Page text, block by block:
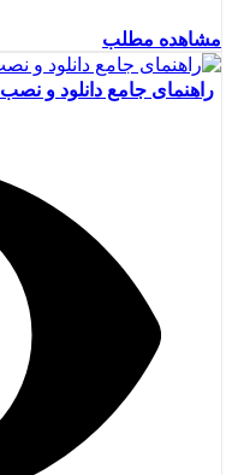
مشاهده مطلب
راهنمای جامع دانلود و نصب ESXi 8 بر روی سرورهای HPE